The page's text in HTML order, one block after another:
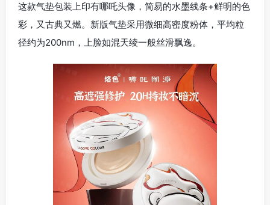
这款气垫包装上印有哪吒头像，简易的水墨线条+鲜明的色
彩，又古典又燃。新版气垫采用微细高密度粉体，平均粒
径约为200nm，上脸如混天绫一般丝滑飘逸。